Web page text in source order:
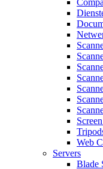
Web
Servers
Blade